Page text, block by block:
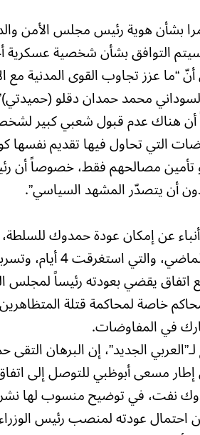
بشأن هوية رئيس مجلس الأمن
سيتم التوافق بشأن شخصية
“ما عزز تجاوب القوى المدنية مع
محمد حمدان دقلو
أن هناك عدم قبول شعبي كبير
التي تحاول فيها تقديم نفسها
تأمين مصالحهم فقط، خصوصاً أن
أن يتصدّر المشهد السياسي”.
عن إمكان عودة حمدوك للسلطة،
قام بها البرهان إلى الإمارات
اتفاق يقضي بعودته رئيساً لمجلس
خاصة لمحاكمة قتلة
في المفاوضات.
الجديد”، إن البرهان
إطار مسعى أبوظبي للتوصل إلى
نفت، في توضيح منسوب لها نشر
احتمال عودته لمنصب رئيس